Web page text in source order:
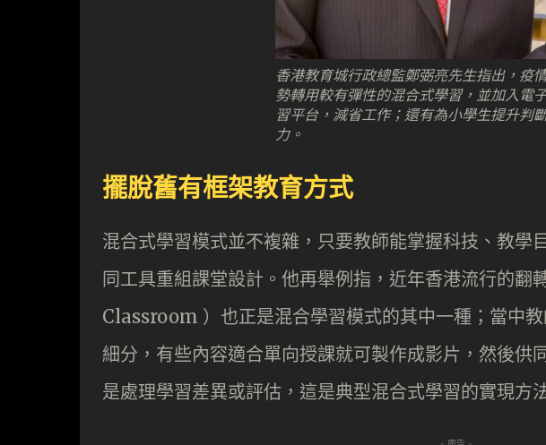
香港教育城行政總監鄭弼亮先生指出，疫
勢轉用較有彈性的混合式學習，並加入電
習平台，減省工作；還有為小學生提升判
力。
擺脫舊有框架教育方式
混合式學習模式並不複雜，只要教師能掌握科技、教學
同工具重組課堂設計。他再舉例指，近年香港流行的翻
Classroom ）也正是混合學習模式的其中一種；當中
細分，有些內容適合單向授課就可製作成影片，然後供
是處理學習差異或評估，這是典型混合式學習的實現方
- 廣告 -